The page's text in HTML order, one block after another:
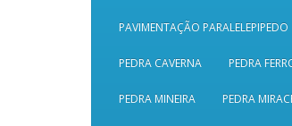
PAVIMENTAÇÃO PARALELEPIPEDO
PEDRA CAVERNA PEDRA
PEDRA MINEIRA PEDRA